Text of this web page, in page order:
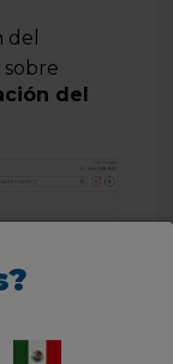
del
sobre
del